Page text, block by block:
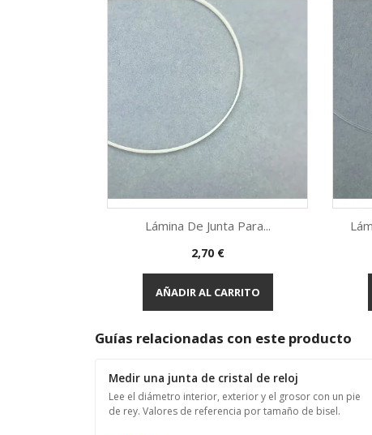
Vista rápida
Lámina De Junta Para...
Precio
2,70 €
AÑADIR AL CARRITO
Guías relacionadas con este producto
Medir una junta de cristal de reloj
Lee el diámetro interior, exterior y el grosor con un pie
de rey. Valores de referencia por tamaño de bisel.